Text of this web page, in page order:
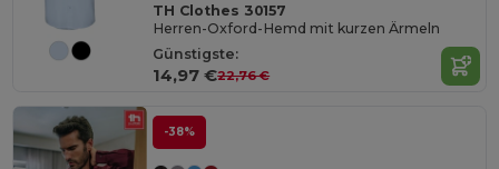
TH Clothes 30157
Herren-Oxford-Hemd mit kurzen Ärmeln
Günstigste:
14,97 €22,76 €
-38%